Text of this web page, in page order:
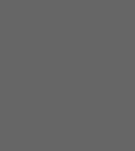
легкого и практически